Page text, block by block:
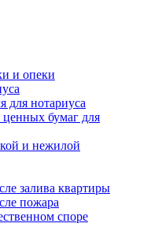
и опеки
для нотариуса
бумаг для
и нежилой
залива квартиры
пожара
споре